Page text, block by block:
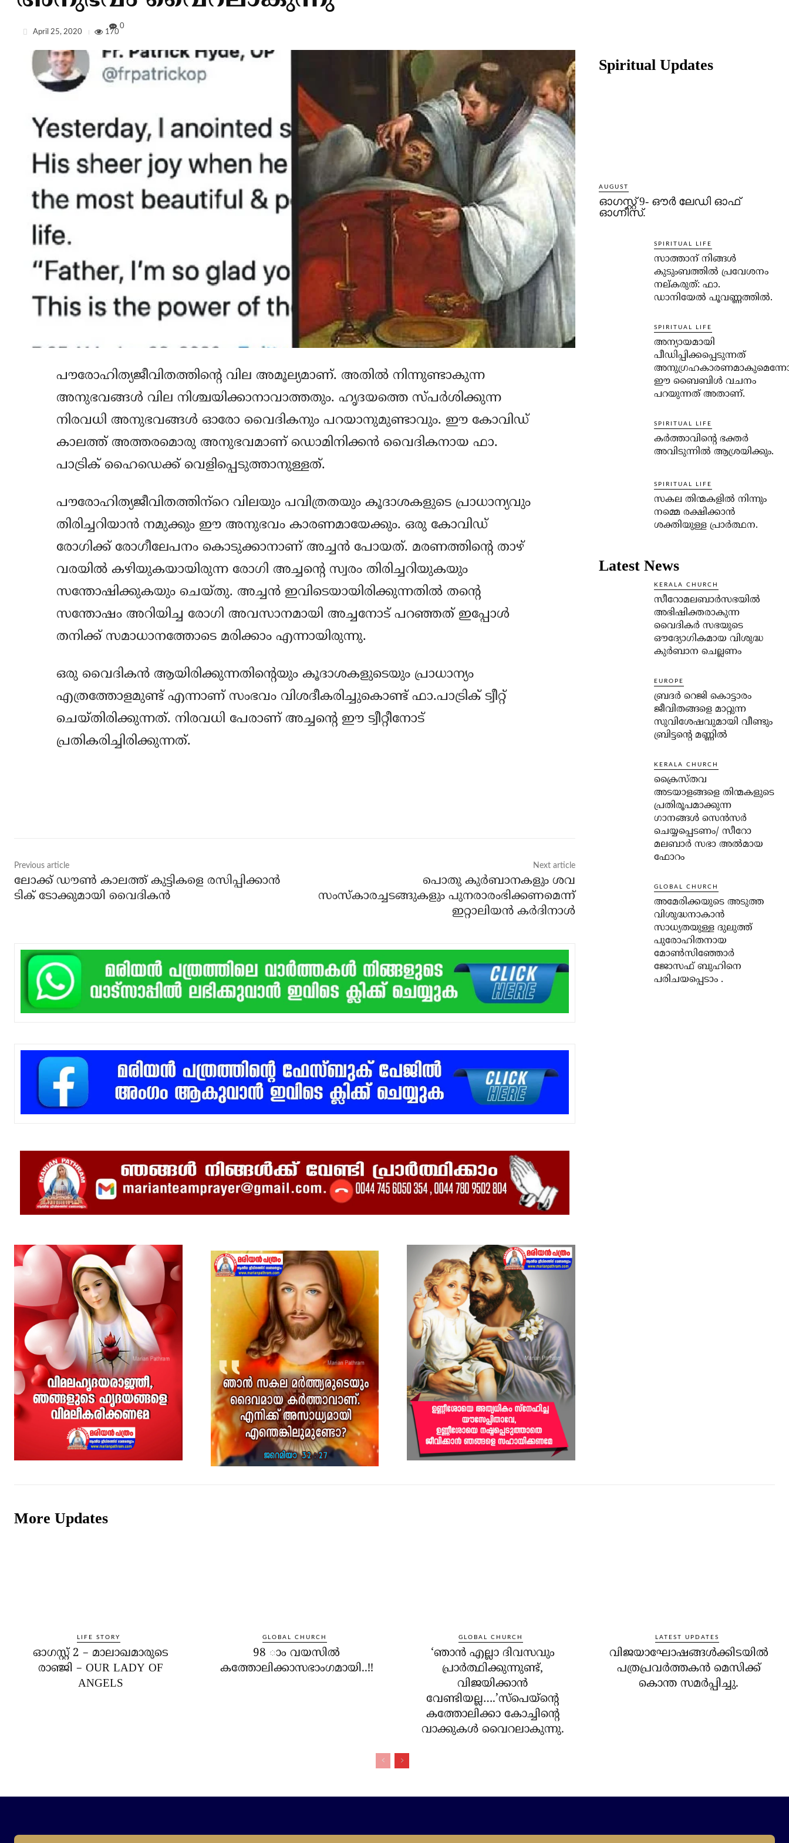
April 25, 2020 170
0
പൗരോഹിത്യജീവിതത്തിന്റെ വില അമൂല്യമാണ്. അതില്‍ നിന്നുണ്ടാകുന്ന
അനുഭവങ്ങള്‍ വില നിശ്ചയിക്കാനാവാത്തതും. ഹൃദയത്തെ സ്പര്‍ശിക്കുന്ന
നിരവധി അനുഭവങ്ങള്‍ ഓരോ വൈദികനും പറയാനുമുണ്ടാവും. ഈ കോവിഡ്
കാലത്ത് അത്തരമൊരു അനുഭവമാണ് ഡൊമിനിക്കന്‍ വൈദികനായ ഫാ.
പാട്രിക് ഹൈഡെക്ക് വെളിപ്പെടുത്താനുള്ളത്.
പൗരോഹിത്യജീവിതത്തിന്‌റെ വിലയും പവിത്രതയും കൂദാശകളുടെ പ്രാധാന്യവും
തിരിച്ചറിയാന്‍ നമുക്കും ഈ അനുഭവം കാരണമായേക്കും. ഒരു കോവിഡ്
രോഗിക്ക് രോഗീലേപനം കൊടുക്കാനാണ് അച്ചന്‍ പോയത്. മരണത്തിന്റെ താഴ്
വരയില്‍ കഴിയുകയായിരുന്ന രോഗി അച്ചന്റെ സ്വരം തിരിച്ചറിയുകയും
സന്തോഷിക്കുകയും ചെയ്തു. അച്ചന്‍ ഇവിടെയായിരിക്കുന്നതില്‍ തന്റെ
സന്തോഷം അറിയിച്ച രോഗി അവസാനമായി അച്ചനോട് പറഞ്ഞത് ഇപ്പോള്‍
തനിക്ക് സമാധാനത്തോടെ മരിക്കാം എന്നായിരുന്നു.
ഒരു വൈദികന്‍ ആയിരിക്കുന്നതിന്റെയും കൂദാശകളുടെയും പ്രാധാന്യം
എത്രത്തോളമുണ്ട് എന്നാണ് സംഭവം വിശദീകരിച്ചുകൊണ്ട് ഫാ.പാട്രിക് ട്വീറ്റ്
ചെയ്തിരിക്കുന്നത്. നിരവധി പേരാണ് അച്ചന്റെ ഈ ട്വീറ്റീനോട്
പ്രതികരിച്ചിരിക്കുന്നത്.
Previous article
ലോക്ക് ഡൗണ്‍ കാലത്ത് കുട്ടികളെ രസിപ്പിക്കാന്‍
ടിക് ടോക്കുമായി വൈദികന്‍
Next article
പൊതു കുര്‍ബാനകളും ശവ
സംസ്‌കാരച്ചടങ്ങുകളും പുനരാരംഭിക്കണമെന്ന്
ഇറ്റാലിയന്‍ കര്‍ദിനാള്‍
Spiritual Updates
AUGUST
ഓഗസ്റ്റ് 9- ഔര്‍ ലേഡി ഓഫ്
ഓഗ്നീസ്.
SPIRITUAL LIFE
സാത്താന് നിങ്ങള്‍
കുടുംബത്തില്‍ പ്രവേശനം
നല്കരുത്: ഫാ.
ഡാനിയേല്‍ പൂവണ്ണത്തില്‍.
SPIRITUAL LIFE
അന്യായമായി
പീഡിപ്പിക്കപ്പെടുന്നത്
ഈ ബൈബിള്‍ വചനം
പറയുന്നത് അതാണ്.
SPIRITUAL LIFE
കര്‍ത്താവിന്റെ ഭക്തര്‍
അവിടുന്നില്‍ ആശ്രയിക്കും.
SPIRITUAL LIFE
സകല തിന്മകളില്‍ നിന്നും
നമ്മെ രക്ഷിക്കാന്‍
ശക്തിയുള്ള പ്രാര്‍ത്ഥന.
Latest News
KERALA CHURCH
സീറോമലബാർസഭയിൽ
അഭിഷിക്തരാകുന്ന
വൈദികർ സഭയുടെ
ഔദ്യോഗികമായ വിശുദ്ധ
കുർബാന ചെല്ലണം
EUROPE
ബ്രദർ റെജി കൊട്ടാരം
ജീവിതങ്ങളെ മാറ്റുന്ന
സുവിശേഷവുമായി വീണ്ടും
ബ്രിട്ടന്റെ മണ്ണിൽ
KERALA CHURCH
ക്രൈസ്തവ
അടയാളങ്ങളെ തിന്മകളുടെ
പ്രതിരൂപമാക്കുന്ന
ഗാനങ്ങൾ സെൻസർ
ചെയ്യപ്പെടണം/ സീറോ
മലബാർ സഭാ അൽമായ
ഫോറം
GLOBAL CHURCH
അമേരിക്കയുടെ അടുത്ത
വിശുദ്ധനാകാൻ
സാധ്യതയുള്ള ദുലുത്ത്
പുരോഹിതനായ
മോൺസിഞ്ഞോർ
ജോസഫ് ബുഹിനെ
പരിചയപ്പെടാം .
More Updates
LIFE STORY
ഓഗസ്റ്റ് 2 – മാലാഖമാരുടെ
രാഞ്ജി – OUR LADY OF
ANGELS
GLOBAL CHURCH
98 ാം വയസില്‍
കത്തോലിക്കാസഭാംഗമായി..!!
GLOBAL CHURCH
‘ഞാന്‍ എല്ലാ ദിവസവും
പ്രാര്‍ത്ഥിക്കുന്നുണ്ട്,
വിജയിക്കാന്‍
വേണ്ടിയല്ല….’സ്‌പെയ്‌ന്റെ
കത്തോലിക്കാ കോച്ചിന്റെ
വാക്കുകള്‍ വൈറലാകുന്നു.
LATEST UPDATES
വിജയാഘോഷങ്ങള്‍ക്കിടയില്‍
പത്രപ്രവര്‍ത്തകന്‍ മെസിക്ക്
കൊന്ത സമര്‍പ്പിച്ചു.